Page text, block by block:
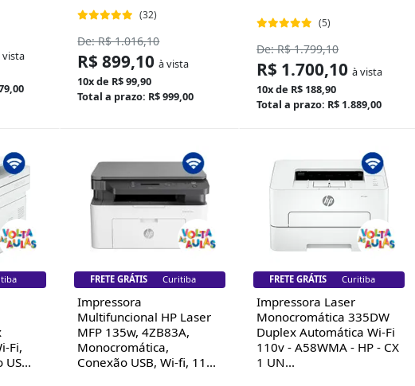
vista
(32)
De: R$ 1.016,10
R$ 899,10à vista
10x de R$ 99,90
Total a prazo: R$ 999,00
(5)
De: R$ 1.799,10
R$ 1.700,10à vista
10x de R$ 188,90
Total a prazo: R$ 1.889,00
Fi,
US...
FRETE GRÁTIS Florianópolis
Impressora
Multifuncional HP Laser
MFP 135w, 4ZB83A,
Monocromática,
Conexão USB, Wi-fi, 11...
FRETE GRÁTIS Florianópolis
Impressora Laser
Monocromática 335DW
Duplex Automática Wi-Fi
110v - A58WMA - HP - CX
1 UN...